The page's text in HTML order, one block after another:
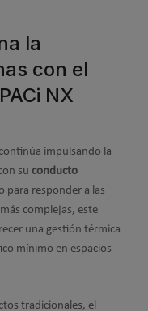
la
con el
NX
impulsando la
su conducto
para responder a las
complejas, este
una gestión térmica
mínimo en espacios
tradicionales, el